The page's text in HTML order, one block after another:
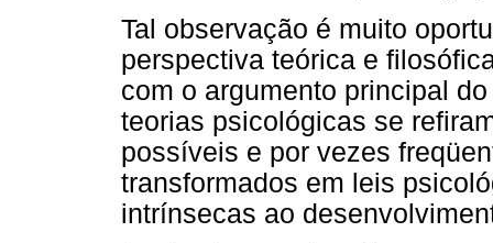
Tal observação é muito
perspectiva teórica e
com o argumento principal
teorias psicológicas se
possíveis e por vezes
transformados em leis
intrínsecas ao